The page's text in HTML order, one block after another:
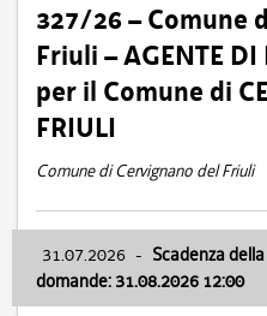
327/26 – Comune
Friuli – AGENTE DI
per il Comune di
FRIULI
Comune di Cervignano del Friuli
31.07.2026 - Scadenza
domande: 31.08.2026 12:00